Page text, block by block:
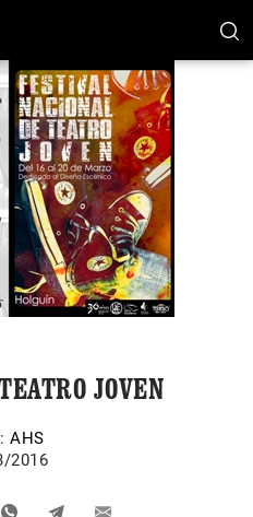
JOVEN
AHS
2016